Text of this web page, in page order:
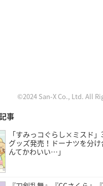
©2024 San-X Co., Ltd. All
事
「すみっコぐらし×ミスド
グッズ発売！ドーナツを分
んてかわいい…」